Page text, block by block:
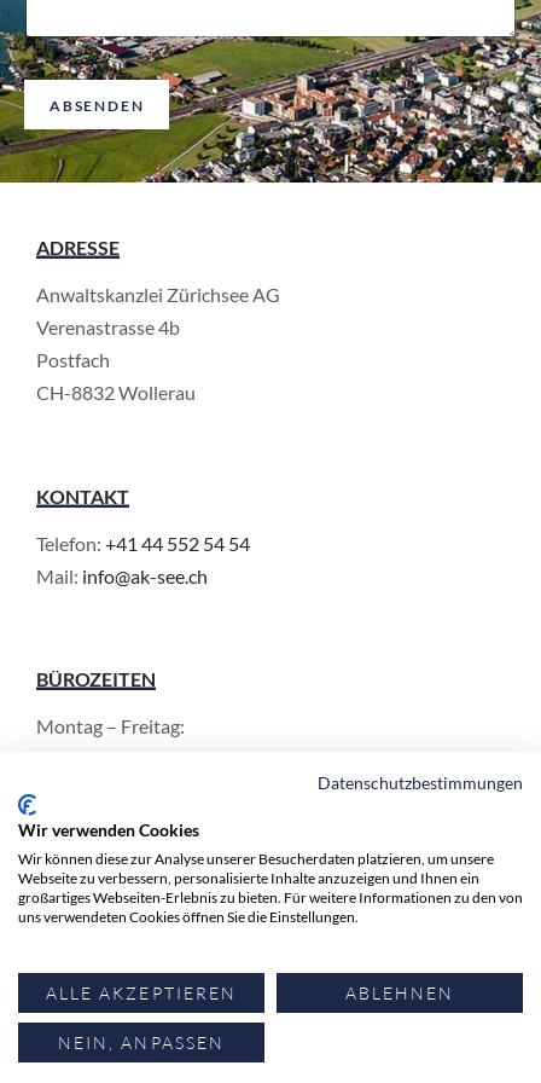
e
c
h
t
ABSENDEN
ADRESSE
Anwaltskanzlei Zürichsee AG
Verenastrasse 4b
Postfach
CH-8832 Wollerau
KONTAKT
Telefon: +41 44 552 54 54
Mail: info@ak-see.ch
BÜROZEITEN
Montag – Freitag:
INFORMATIONEN
Expertise
Aktuell
Kontakt
Datenschutzbestimmungen
Wir verwenden Cookies
Wir können diese zur Analyse unserer Besucherdaten platzieren, um unsere
Webseite zu verbessern, personalisierte Inhalte anzuzeigen und Ihnen ein
großartiges Webseiten-Erlebnis zu bieten. Für weitere Informationen zu den von
uns verwendeten Cookies öffnen Sie die Einstellungen.
ALLE AKZEPTIEREN ABLEHNEN
NEIN, ANPASSEN